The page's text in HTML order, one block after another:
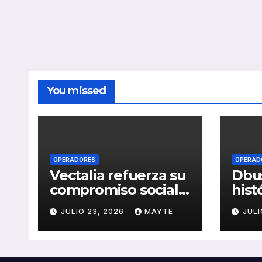
You missed
OPERADORES
Vectalia refuerza su
compromiso social y
medioambiental
con la publicación
de su Memoria de
JULIO 23, 2026 MAYTE
del